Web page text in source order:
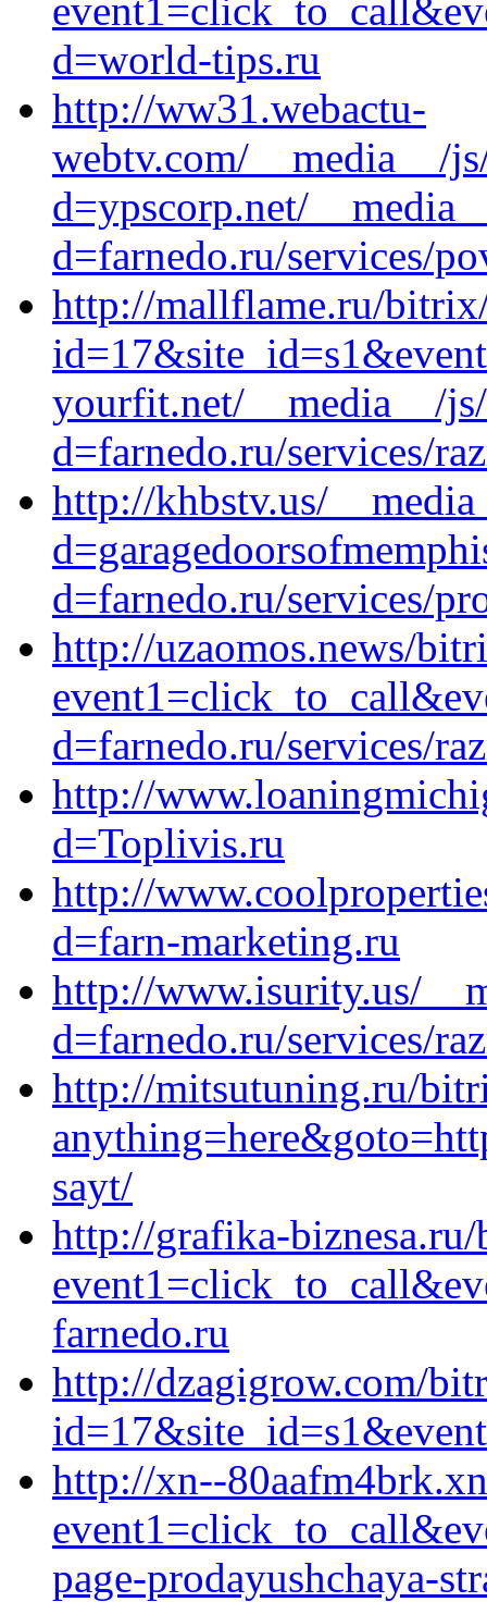
d=world-tips.ru
http://ww31.webactu-
webtv.com/__media__/
d=ypscorp.net/
d=farnedo.ru/services/
http://mallflame.ru/
yourfit.net/__media__/
d=farnedo.ru/services/
http://khbstv.us/
d=farnedo.ru/services/
http://uzaomos.news/
d=farnedo.ru/services/
http://
d=Toplivis.ru
http://
d=farn-marketing.ru
http://www.isurity.us/
d=farnedo.ru/services/
http://mitsutuning.ru/
sayt/
http://grafika-
farnedo.ru
http://dzagigrow.com/
http://xn--
page-prodayushchaya-